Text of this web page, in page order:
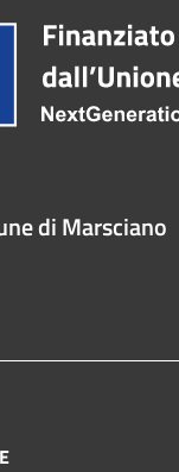
di Marsciano